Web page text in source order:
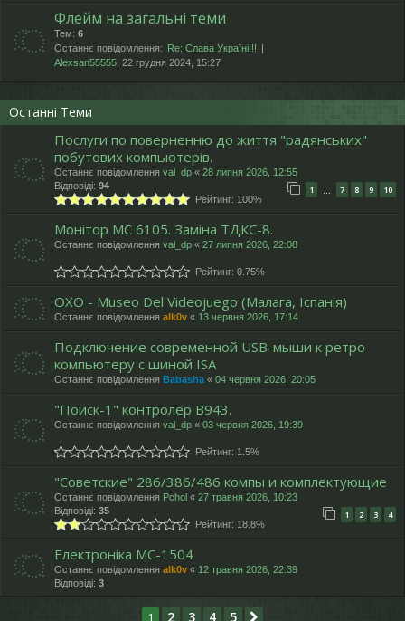
Флейм на загальні теми
Тем: 6
Останнє повідомлення:
Re: Слава Україні!!!
Alexsan55555 , 22 грудня 2024, 15:27
Останні Теми
Послуги по поверненню до життя "радянських"
побутових компьютерів.
Останнє повідомлення val_dp « 28 липня 2026, 12:55
Відповіді: 94 1 … 7 8 9 10
Рейтинг: 100%
Монітор МС 6105. Заміна ТДКС-8.
Останнє повідомлення val_dp « 27 липня 2026, 22:08
Рейтинг: 0.75%
OXO - Museo Del Videojuego (Малага, Іспанія)
Останнє повідомлення alk0v « 13 червня 2026, 17:14
Подключение современной USB-мыши к ретро
компьютеру с шиной ISA
Останнє повідомлення Babasha « 04 червня 2026, 20:05
"Поиск-1" контролер В943.
Останнє повідомлення val_dp « 03 червня 2026, 19:39
Рейтинг: 1.5%
"Cоветские" 286/386/486 компы и комплектующие
Останнє повідомлення Pchol « 27 травня 2026, 10:23
Відповіді: 35 1 2 3 4
Рейтинг: 18.8%
Електроніка МС-1504
Останнє повідомлення alk0v « 12 травня 2026, 22:39
Відповіді: 3
1 2 3 4 5